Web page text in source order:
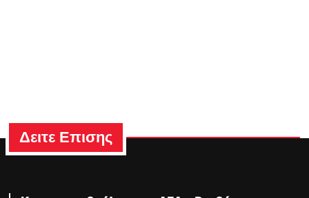
Δειτε Επισης